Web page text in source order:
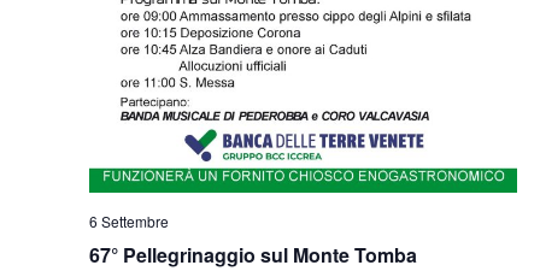
67° Pellegrinaggio sul Monte Tomba
6 Settembre